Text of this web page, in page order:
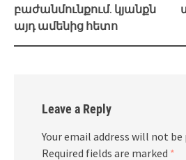
բաժանմունքում. կյանքն
այդ ամենից հետո
Leave a Reply
Your email address will not be
Required fields are marked *